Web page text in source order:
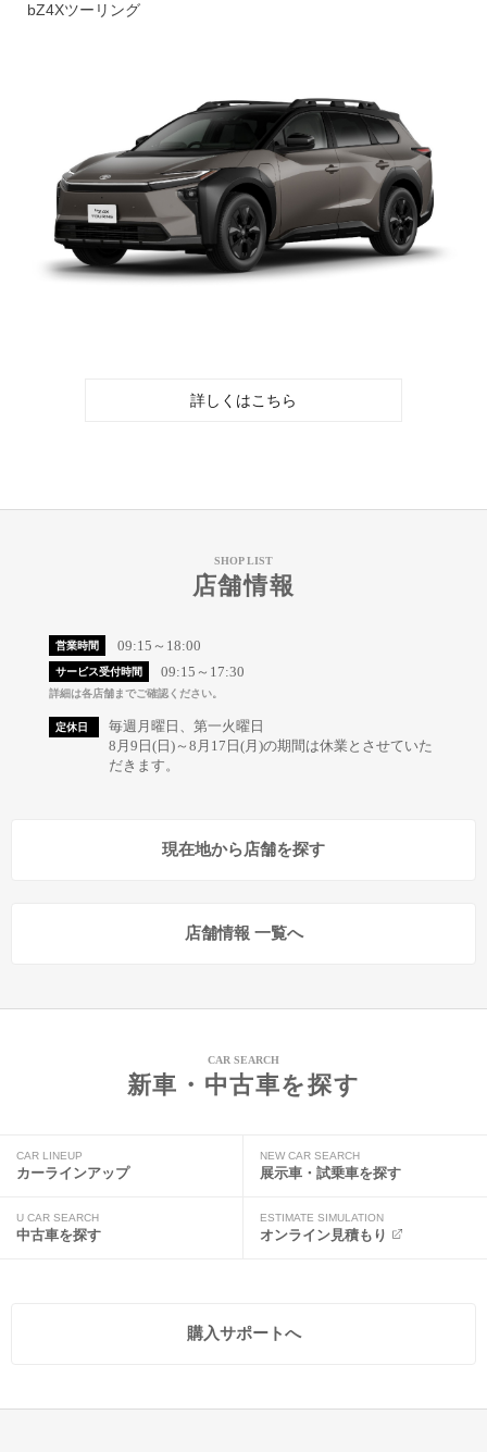
bZ4Xツーリング
詳しくはこちら
SHOP LIST
店舗情報
営業時間 09:15～18:00
サービス受付時間 09:15～17:30
詳細は各店舗までご確認ください。
定休日
毎週月曜日、第一火曜日
8月9日(日)～8月17日(月)の期間は休業とさせていた
だきます。
現在地から店舗を探す
店舗情報 一覧へ
CAR SEARCH
新車・中古車を探す
CAR LINEUP
カーラインアップ
NEW CAR SEARCH
展示車・試乗車を探す
U CAR SEARCH
中古車を探す
ESTIMATE SIMULATION
オンライン見積もり
購入サポートへ